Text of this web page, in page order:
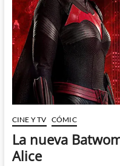
CINE Y TV CÓMIC
La nueva
Alice